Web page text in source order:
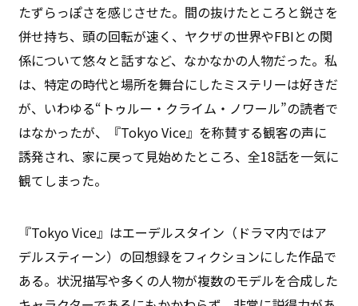
たずらっぽさを感じさせた。間の抜けたところと鋭さを
併せ持ち、頭の回転が速く、ヤクザの世界やFBIとの関
係について悠々と話すなど、なかなかの人物だった。私
は、特定の時代と場所を舞台にしたミステリーは好きだ
が、いわゆる“トゥルー・クライム・ノワール”の読者で
はなかったが、『Tokyo Vice』を称賛する観客の声に
誘発され、家に戻って見始めたところ、全18話を一気に
観てしまった。
『Tokyo Vice』はエーデルスタイン（ドラマ内ではア
デルスティーン）の回想録をフィクションにした作品で
ある。状況描写や多くの人物が複数のモデルを合成した